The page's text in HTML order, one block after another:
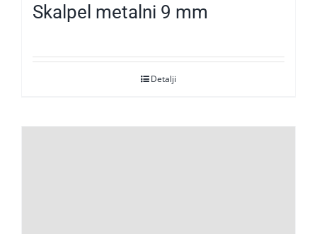
Skalpel metalni 9 mm
Detalji